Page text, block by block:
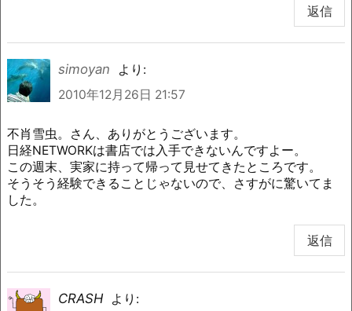
返信
simoyan
より:
2010年12月26日 21:57
不肖雪虫。さん、ありがとうございます。
日経NETWORKは書店では入手できないんですよー。
この週末、実家に持って帰って見せてきたところです。
そうそう経験できることじゃないので、さすがに驚いてま
した。
返信
CRASH
より: